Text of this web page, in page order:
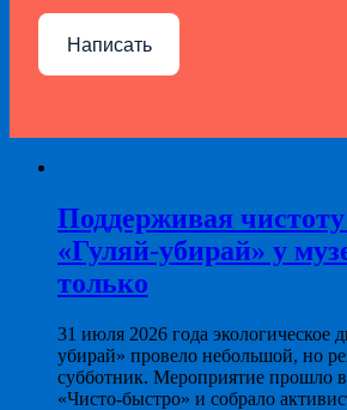
Написать
Поддерживая
«Гуляй-убирай» у
только
31 июля 2026 года экологическое
убирай» провело небольшой, но
субботник. Мероприятие прошло
«Чисто-быстро» и собрало